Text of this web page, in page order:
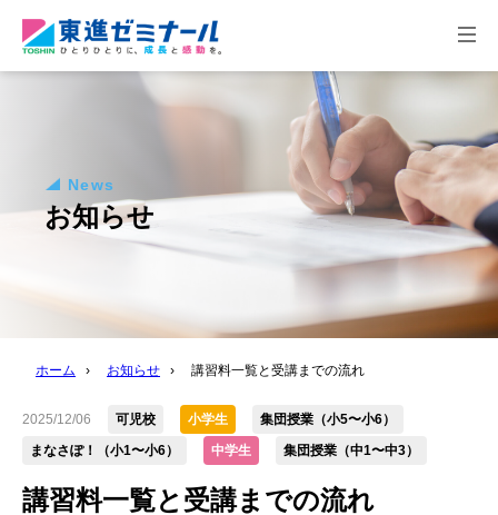
News
お知らせ
ホーム › お知らせ › 講習料一覧と受講までの流れ
2025/12/06 可児校 小学生
集団授業（小5〜小6）
まなさぽ！（小1〜小6）
中学生 集団授業（中1〜中3）
講習料一覧と受講までの流れ